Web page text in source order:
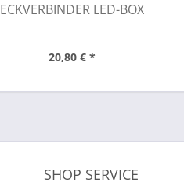
ECKVERBINDER LED-BOX
20,80 € *
SHOP SERVICE